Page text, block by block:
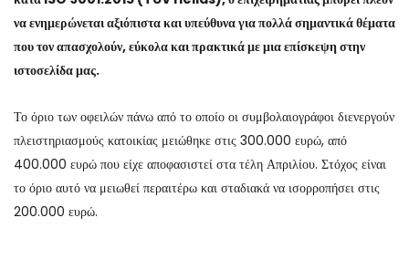
να ενημερώνεται αξιόπιστα και υπεύθυνα για πολλά σημαντικά θέματα
που τον απασχολούν, εύκολα και πρακτικά με μια επίσκεψη στην
ιστοσελίδα μας.
Το όριο των οφειλών πάνω από το οποίο οι συμβολαιογράφοι διενεργούν
πλειστηριασμούς κατοικίας μειώθηκε στις 300.000 ευρώ, από
400.000 ευρώ που είχε αποφασιστεί στα τέλη Απριλίου. Στόχος είναι
το όριο αυτό να μειωθεί περαιτέρω και σταδιακά να ισορροπήσει στις
200.000 ευρώ.